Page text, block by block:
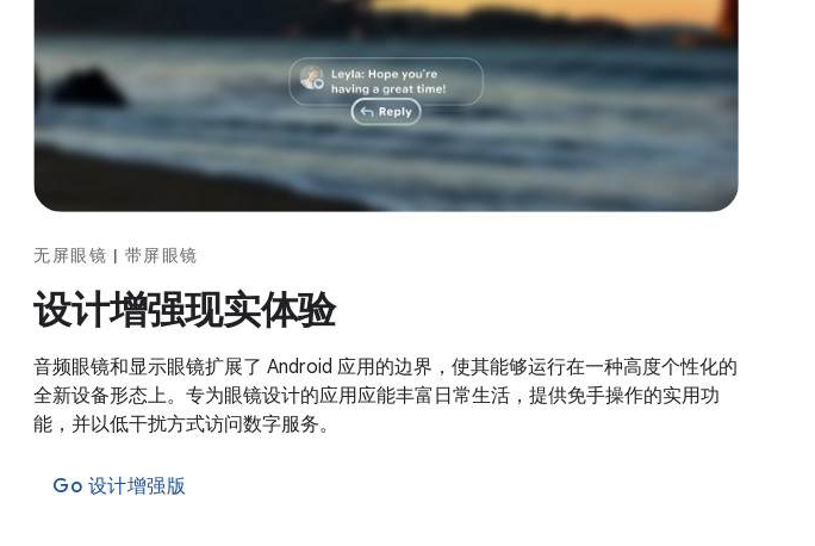
无屏眼镜 | 带屏眼镜
设计增强现实体验
音频眼镜和显示眼镜扩展了 Android 应用的边界，使其能够运行在一种高度个性化的
全新设备形态上。专为眼镜设计的应用应能丰富日常生活，提供免手操作的实用功
能，并以低干扰方式访问数字服务。
Go 设计增强版